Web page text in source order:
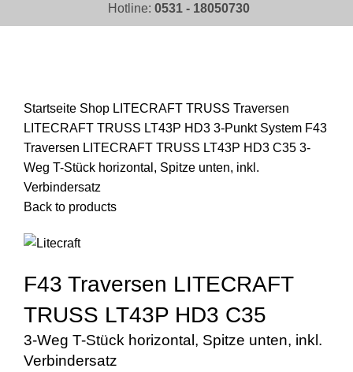
Hotline: 0531 - 18050730
Startseite Shop LITECRAFT TRUSS Traversen
LITECRAFT TRUSS LT43P HD3 3-Punkt System F43
Traversen LITECRAFT TRUSS LT43P HD3 C35 3-
Weg T-Stück horizontal, Spitze unten, inkl.
Verbindersatz
Back to products
F43 Traversen LITECRAFT
TRUSS LT43P HD3 C35
3-Weg T-Stück horizontal, Spitze unten, inkl.
Verbindersatz